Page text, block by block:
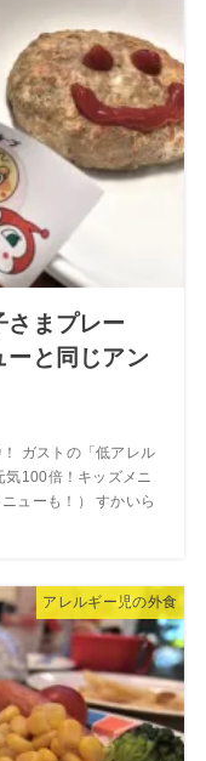
さまプレー
ーと同じアン
ガストの「低アレル
気100倍！キッズメニ
ューも！） すかいら
アレルギー児の外食